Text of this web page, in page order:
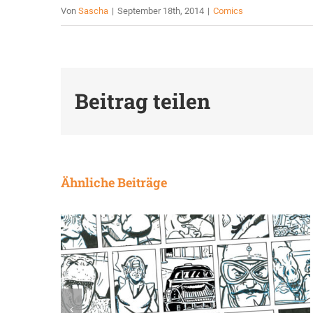
Von Sascha | September 18th, 2014 | Comics
Beitrag teilen
Ähnliche Beiträge